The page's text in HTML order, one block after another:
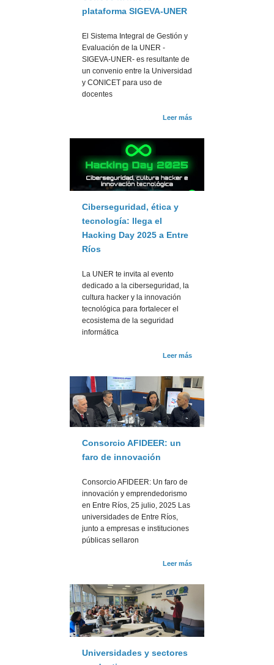
plataforma SIGEVA-UNER
El Sistema Integral de Gestión y
Evaluación de la UNER -
SIGEVA-UNER- es resultante de
un convenio entre la Universidad
y CONICET para uso de
docentes
Leer más
Ciberseguridad, ética y
tecnología: llega el
Hacking Day 2025 a Entre
Ríos
La UNER te invita al evento
dedicado a la ciberseguridad, la
cultura hacker y la innovación
tecnológica para fortalecer el
ecosistema de la seguridad
informática
Leer más
Consorcio AFIDEER: un
faro de innovación
Consorcio AFIDEER: Un faro de
innovación y emprendedorismo
en Entre Ríos, 25 julio, 2025 Las
universidades de Entre Ríos,
junto a empresas e instituciones
públicas sellaron
Leer más
Universidades y sectores